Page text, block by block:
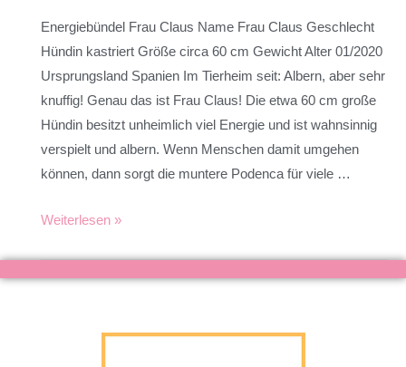
Energiebündel Frau Claus Name Frau Claus Geschlecht
Hündin kastriert Größe circa 60 cm Gewicht Alter 01/2020
Ursprungsland Spanien Im Tierheim seit: Albern, aber sehr
knuffig! Genau das ist Frau Claus! Die etwa 60 cm große
Hündin besitzt unheimlich viel Energie und ist wahnsinnig
verspielt und albern. Wenn Menschen damit umgehen
können, dann sorgt die muntere Podenca für viele …
Weiterlesen »